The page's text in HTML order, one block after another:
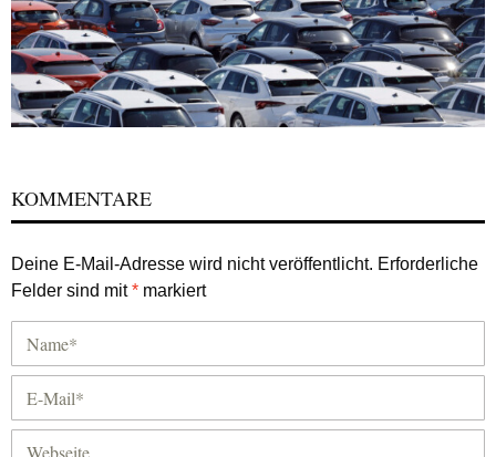
KOMMENTARE
Deine E-Mail-Adresse wird nicht veröffentlicht. Erforderliche
Felder sind mit* markiert